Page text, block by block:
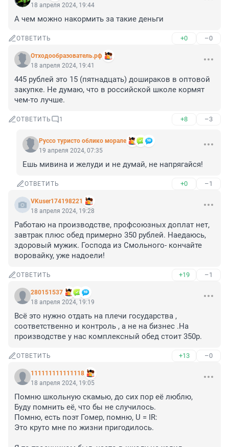
18 апреля 2024, 19:44
А чем можно накормить за такие деньги
ОТВЕТИТЬ +0 –0
Отходообразователь.рф
18 апреля 2024, 19:41
445 рублей это 15 (пятнадцать) дошираков в оптовой
закупке. Не думаю, что в российской школе кормят
чем-то лучше.
ОТВЕТИТЬ 1 +8 –3
Руссо туристо облико морале
19 апреля 2024, 07:35
Ешь мивина и желуди и не думай, не напрягайся!
ОТВЕТИТЬ +0 –1
VKuser174198221
18 апреля 2024, 19:28
Работаю на производстве, профсоюзных доплат нет,
завтрак плюс обед примерно 350 рублей. Наедаюсь,
здоровый мужик. Господа из Смольного- кончайте
воровайку, уже надоели!
ОТВЕТИТЬ +19 –1
280151537
18 апреля 2024, 19:19
Всё это нужно отдать на плечи государства ,
соответственно и контроль , а не на бизнес .На
производстве у нас комплексный обед стоит 350р.
ОТВЕТИТЬ +13 –0
111111111111118
18 апреля 2024, 19:05
Помню школьную скамью, до сих пор её люблю,
Буду помнить её, что бы не случилось.
Помню, есть поэт Гомер, помню, U = IR:
Это круто мне по жизни пригодилось.